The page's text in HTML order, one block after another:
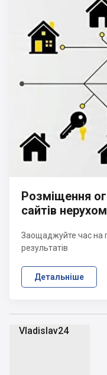
Vladislav24
Розміщення
сайтів
Заощаджуйте час на
результатів
Детальніше